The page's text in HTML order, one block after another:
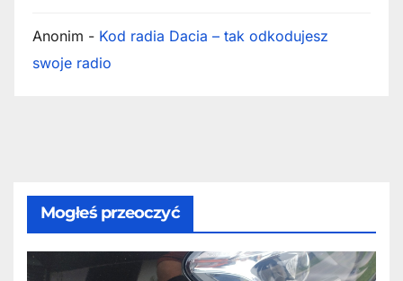
Anonim - Kod radia Dacia – tak odkodujesz
swoje radio
Mogłeś przeoczyć